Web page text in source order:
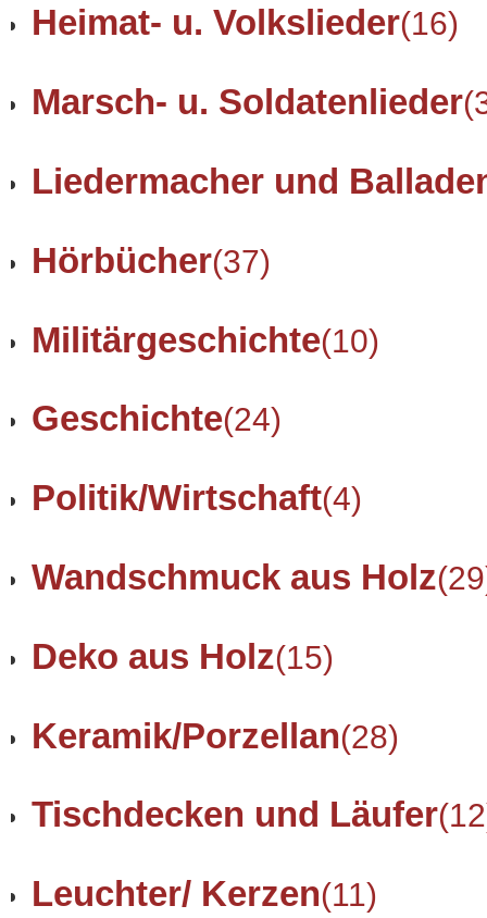
Heimat- u. Volkslieder(16)
Marsch- u. Soldatenlieder
Liedermacher und
Hörbücher(37)
Militärgeschichte(10)
Geschichte(24)
Politik/Wirtschaft(4)
Wandschmuck aus Holz
Deko aus Holz(15)
Keramik/Porzellan(28)
Tischdecken und Läufer
Leuchter/ Kerzen(11)